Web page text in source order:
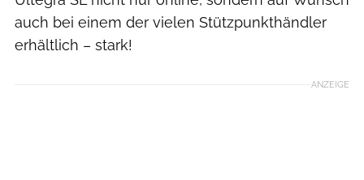
auch bei einem der vielen Stützpunkthändler
erhältlich – stark!
ANZEIGE